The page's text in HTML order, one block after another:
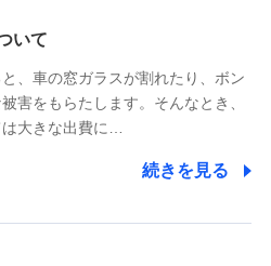
の保険その他に関する情報を提
奨するため
の実施のため
理等付帯業務を行うため
情報
いて
、車の窓ガラスが割れたり、ボン
害をもらたします。そんなとき、
大きな出費に…
続きを見る